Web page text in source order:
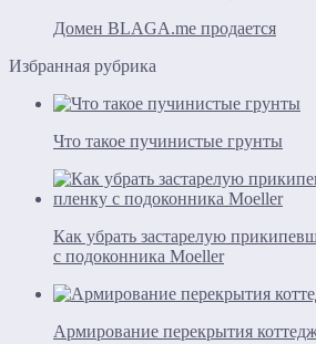
Домен BLAGA.me продается
Избранная рубрика
Что такое пучинистые грунты
Как убрать застарелую
с подоконника Moeller
Армирование перекрытия